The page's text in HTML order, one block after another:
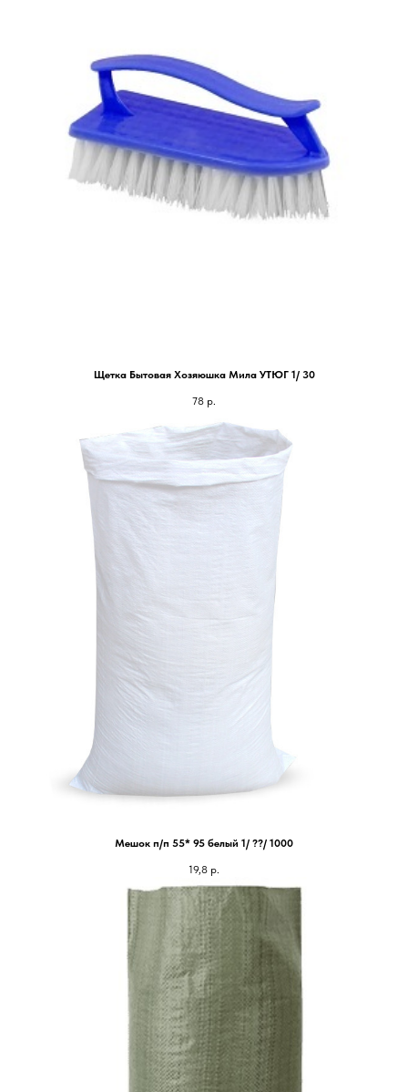
Щетка Бытовая Хозяюшка Мила УТЮГ 1/ 30
78 р.
Мешок п/п 55* 95 белый 1/ ??/ 1000
19,8 р.